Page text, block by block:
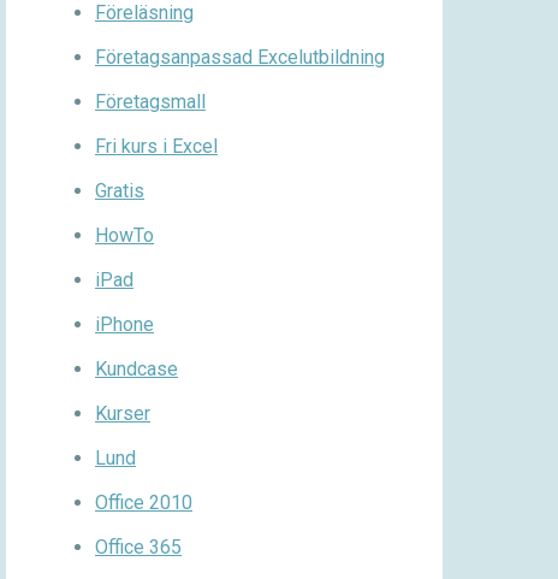
Föreläsning
Företagsanpassad Excelutbildning
Företagsmall
Fri kurs i Excel
Gratis
HowTo
iPad
iPhone
Kundcase
Kurser
Lund
Office 2010
Office 365